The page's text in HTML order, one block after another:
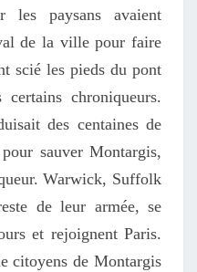
les paysans avaient
de la villepourfaire
scié les pieds du pont
chroniqueurs.
des centaines de
sauver Montargis,
Warwick, Suffolk
de leur armée, se
et rejoignent Paris.
citoyens de Montargis